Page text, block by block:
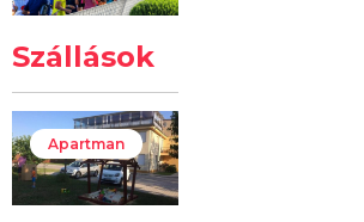
Szállások
Apartman